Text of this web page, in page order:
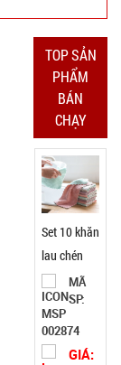
TOP SẢN
PHẨM
BÁN
CHẠY
CÒN HÀNG
Bảo
hành:
Test;
Cân nặng:
0.2kg
Đặt
Tripod 3
chân ngắn
mini nhiều
màu
MÃ